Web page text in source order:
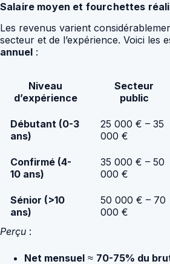
Salaire moyen et fourchettes
Les revenus varient
secteur et de l’expérience. Voici les
annuel :
Niveau
d’expérience
Secteur
public
Débutant (0-3
ans)
25 000 € – 35
000 €
Confirmé (4-
10 ans)
35 000 € – 50
000 €
Sénior (>10
ans)
50 000 € – 70
000 €
Perçu :
Net mensuel ≈ 70-75% du